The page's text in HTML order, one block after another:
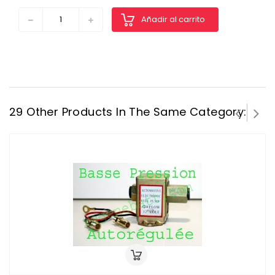
Añadir al carrito
29 Other Products In The Same Category: